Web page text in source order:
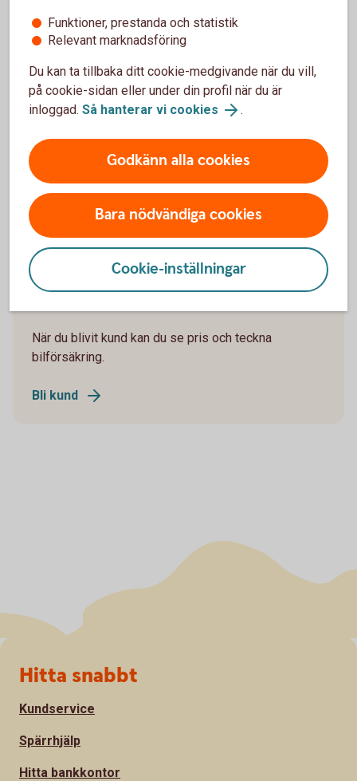
gälla?
Om man övningskör och olyckan är framme,
täcker bilförsäkringen då?
Täcker försäkringen viltolyckor?
Vilka bilar har en vagnskadegaranti?
Välkommen att bli kund
När du blivit kund kan du se pris och teckna
bilförsäkring.
Bli kund
Funktioner, prestanda och statistik
Relevant marknadsföring
Du kan ta tillbaka ditt cookie-medgivande när du vill,
på cookie-sidan eller under din profil när du är
inloggad. Så hanterar vi cookies .
Godkänn alla cookies
Bara nödvändiga cookies
Cookie-inställningar
Sidfot
Hitta snabbt
Kundservice
Spärrhjälp
Hitta bankkontor